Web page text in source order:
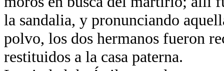
la sandalia, y pronunciando
polvo, los dos hermanos fueron
restituidos a la casa paterna.